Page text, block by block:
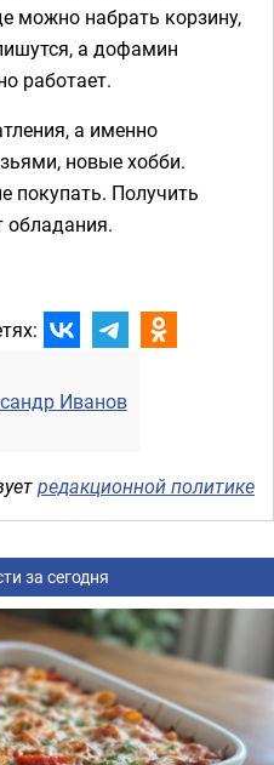
можно набрать корзину,
а дофамин
работает.
а именно
новые хобби.
покупать. Получить
обладания.
Иванов
редакционной политике
за сегодня